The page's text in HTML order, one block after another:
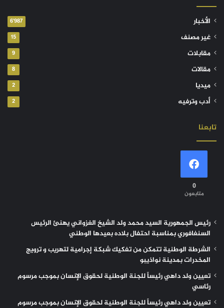
الأخبار 6٬987
غير مصنف 15
مقابلات 9
مقالات 8
ميديا 2
أدب وترفيه 2
تابعنا
0
متابعون
رئيس الجمهورية السيد محمد ولد الشيخ الغزواني يهنئ الرئيس
السنغافوري بمناسبة احتفال بلاده بعيدها الوطني
الشرطة الوطنية تتمكن من تفكيك شبكة إجرامية لتهريب و ترويج
المخدرات بمدينة نواذيبو
تعيين ولد داهي رئيساً للجنة الوطنية لحقوق الإنسان بموجب مرسوم
رئاسي
تعيين ولد داهي رئيساً للجنة الوطنية لحقوق الإنسان بموجب مرسوم